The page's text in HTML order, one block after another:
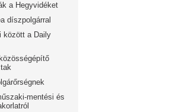
a Hegyvidéket
díszpolgárral
között a Daily
mentési és